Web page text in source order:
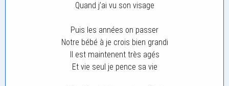
Quand j’ai vu son visage
Puis les années on passer
Notre bébé à je crois bien grandi
Il est maintenent très agés
Et vie seul je pence sa vie